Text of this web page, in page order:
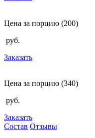
Цена за порцию (200)
руб.
Заказать
Цена за порцию (340)
руб.
Заказать
Состав Отзывы